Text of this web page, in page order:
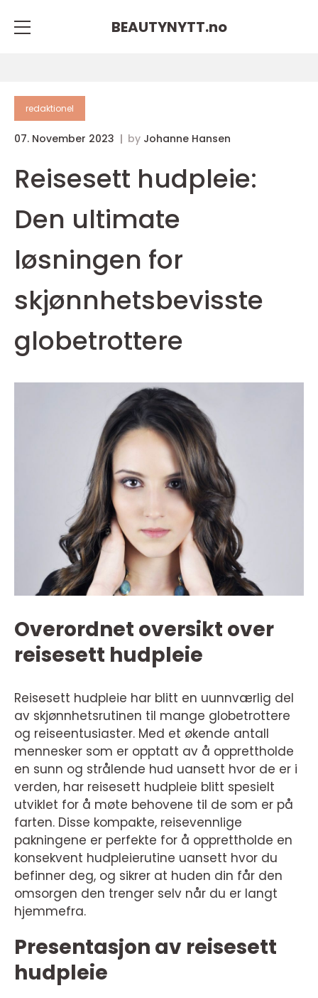
BEAUTYNYTT.no
redaktionel
07. November 2023 by Johanne Hansen
Reisesett hudpleie:
Den ultimate
løsningen for
skjønnhetsbevisste
globetrottere
Overordnet oversikt over
reisesett hudpleie
Reisesett hudpleie har blitt en uunnværlig del
av skjønnhetsrutinen til mange globetrottere
og reiseentusiaster. Med et økende antall
mennesker som er opptatt av å opprettholde
en sunn og strålende hud uansett hvor de er i
verden, har reisesett hudpleie blitt spesielt
utviklet for å møte behovene til de som er på
farten. Disse kompakte, reisevennlige
pakningene er perfekte for å opprettholde en
konsekvent hudpleierutine uansett hvor du
befinner deg, og sikrer at huden din får den
omsorgen den trenger selv når du er langt
hjemmefra.
Presentasjon av reisesett
hudpleie